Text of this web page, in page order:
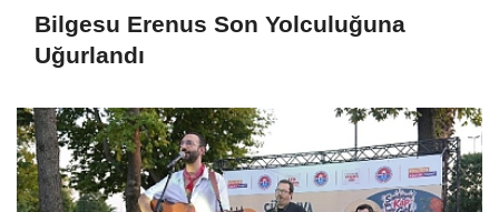
Bilgesu Erenus Son Yolculuğuna
Uğurlandı